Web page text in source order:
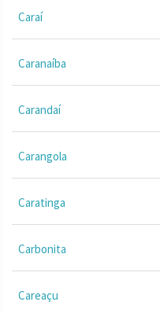
Caraí
Caranaíba
Carandaí
Carangola
Caratinga
Carbonita
Careaçu